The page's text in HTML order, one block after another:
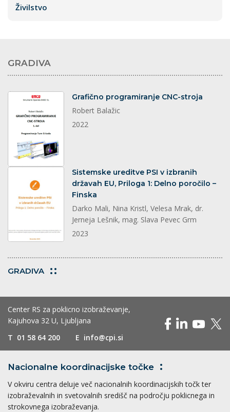
Živilstvo
GRADIVA
dokument
Grafično programiranje CNC-stroja
Robert Balažic
2022
dokument
Sistemske ureditve PSI v izbranih
državah EU, Priloga 1: Delno poročilo –
Finska
Darko Mali, Nina Kristl, Velesa Mrak, dr.
Jerneja Lešnik, mag. Slava Pevec Grm
2023
GRADIVA
Center RS za poklicno izobraževanje,
Kajuhova 32 U, Ljubljana
T 01 58 64 200 E info@cpi.si
Nacionalne koordinacijske točke
V okviru centra deluje več nacionalnih koordinacijskih točk ter
izobraževalnih in svetovalnih središč na področju poklicnega in
strokovnega izobraževanja.